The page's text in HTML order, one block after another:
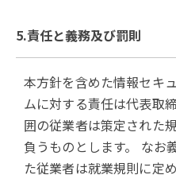
5.責任と義務及び罰則
本方針を含めた情報セキ
ムに対する責任は代表取
囲の従業者は策定された
負うものとします。 なお
た従業者は就業規則に定